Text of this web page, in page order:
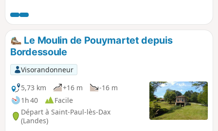
des lamas. Ainsi que de belles maisons
landaises.
Le Moulin de Pouymartet depuis
Bordessoule
Visorandonneur
5,73 km
+16 m
-16 m
1h 40
Facile
Départ à Saint-Paul-lès-Dax
(Landes)